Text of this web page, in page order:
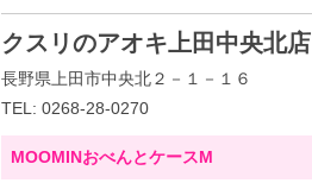
クスリのアオキ上田中央北店
長野県上田市中央北２－１－１６
TEL: 0268-28-0270
MOOMINおべんとケースM